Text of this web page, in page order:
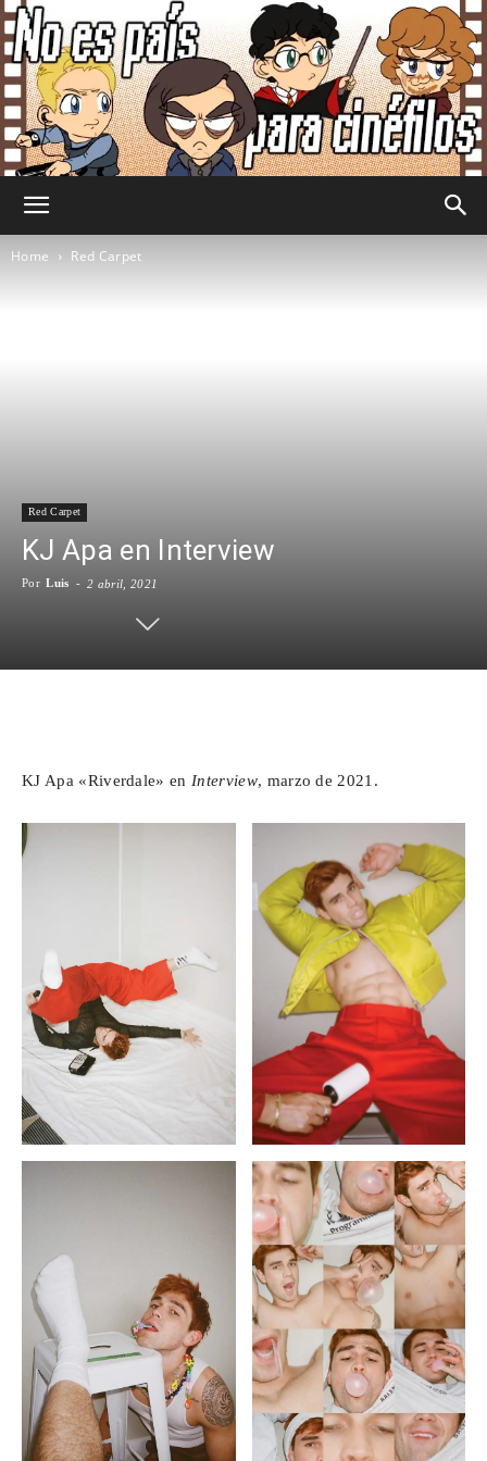
Home Red Carpet
Red Carpet
KJ Apa en Interview
Por Luis - 2 abril, 2021
KJ Apa «Riverdale» en Interview, marzo de 2021.